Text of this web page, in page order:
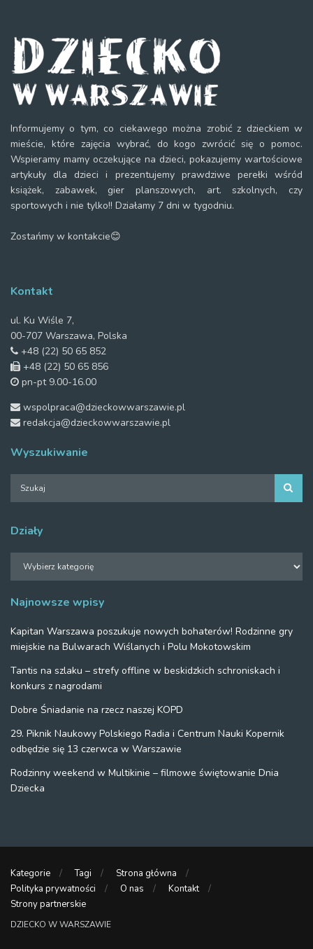
Informujemy o tym, co ciekawego można zrobić z dzieckiem w
mieście, które zajęcia wybrać, do kogo zwrócić się o pomoc.
Wspieramy mamy oczekujące na dzieci, pokazujemy wartościowe
artykuły dla dzieci i prezentujemy prawdziwe perełki wśród
książek, zabawek, gier planszowych, art. szkolnych, czy
sportowych i nie tylko!! Działamy 7 dni w tygodniu.
Zostańmy w kontakcie😊
Kontakt
ul. Ku Wiśle 7,
00-707 Warszawa, Polska
+48 (22) 50 65 852
+48 (22) 50 65 856
pn-pt 9.00-16.00
wspolpraca@dzieckowwarszawie.pl
redakcja@dzieckowwarszawie.pl
Wyszukiwanie
Działy
Najnowsze wpisy
Kapitan Warszawa poszukuje nowych bohaterów! Rodzinne gry
miejskie na Bulwarach Wiślanych i Polu Mokotowskim
Tantis na szlaku – strefy offline w beskidzkich schroniskach i
konkurs z nagrodami
Dobre Śniadanie na rzecz naszej KOPD
29. Piknik Naukowy Polskiego Radia i Centrum Nauki Kopernik
odbędzie się 13 czerwca w Warszawie
Rodzinny weekend w Multikinie – filmowe świętowanie Dnia
Dziecka
Kategorie Tagi
Strona główna
Polityka prywatności
O nas
Kontakt
Strony partnerskie
DZIECKO W WARSZAWIE